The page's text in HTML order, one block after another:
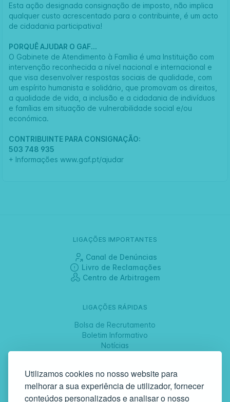
Utilizamos cookies no nosso website para
melhorar a sua experiência de utilizador, fornecer
conteúdos personalizados e analisar o nosso
Esta ação designada consignação de imposto, não implica
qualquer custo acrescentado para o contribuinte, é um acto
de cidadania participativa!
PORQUÊ AJUDAR O GAF...
O Gabinete de Atendimento à Família é uma Instituição com
intervenção reconhecida a nível nacional e internacional e
que visa desenvolver respostas sociais de qualidade, com
um espírito humanista e solidário, que promovam os direitos,
a qualidade de vida, a inclusão e a cidadania de indivíduos
e famílias em situação de vulnerabilidade social e/ou
económica.
CONTRIBUINTE PARA CONSIGNAÇÃO:
503 748 935
+ Informações www.gaf.pt/ajudar
LIGAÇÕES IMPORTANTES
Canal de Denúncias
Livro de Reclamações
Centro de Arbitragem
LIGAÇÕES RÁPIDAS
Bolsa de Recrutamento
Boletim Informativo
Notícias
SIGA-NOS